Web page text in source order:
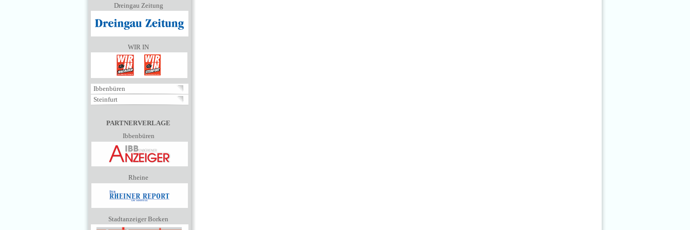
Dreingau Zeitung
WIR IN
Ibbenbüren
Steinfurt
PARTNERVERLAGE
Ibbenbüren
Rheine
Stadtanzeiger Borken